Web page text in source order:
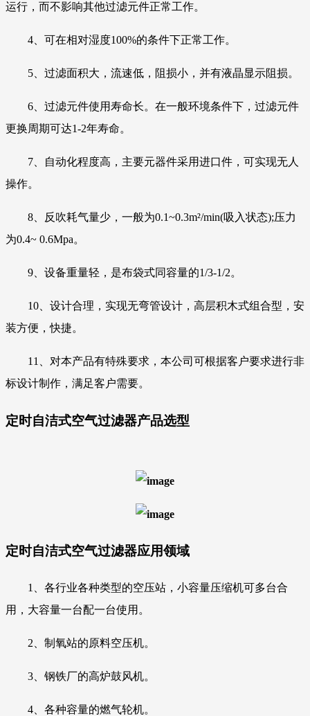
运行，而不影响其他过滤元件正常工作。
4、可在相对湿度100%的条件下正常工作。
5、过滤面积大，流速低，阻损小，并有液晶显示阻损。
6、过滤元件使用寿命长。在一般环境条件下，过滤元件
更换周期可达1-2年寿命。
7、自动化程度高，主要元器件采用进口件，可实现无人
操作。
8、反吹耗气量少，一般为0.1~0.3m²/min(吸入状态);压力
为0.4~ 0.6Mpa。
9、设备重量轻，是布袋式同容量的1/3-1/2。
10、设计合理，实现无弯管设计，高层积木式组合型，安
装方便，快捷。
11、对本产品有特殊要求，本公司可根据客户要求进行非
标设计制作，满足客户需要。
定时自洁式空气过滤器产品选型
定时自洁式空气过滤器应用领域
1、各行业各种类型的空压站，小容量压缩机可多台合
用，大容量一台配一台使用。
2、制氧站的原料空压机。
3、钢铁厂的高炉鼓风机。
4、各种容量的燃气轮机。